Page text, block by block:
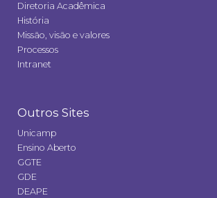
Diretoria Acadêmica
História
Missão, visão e valores
Processos
Intranet
Outros Sites
Unicamp
Ensino Aberto
GGTE
GDE
DEAPE